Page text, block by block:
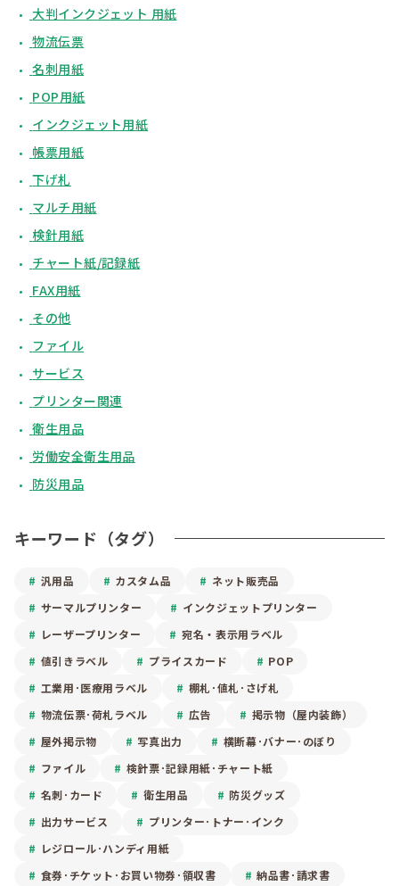
大判インクジェット 用紙
物流伝票
名刺用紙
POP用紙
インクジェット用紙
帳票用紙
下げ札
マルチ用紙
検針用紙
チャート紙/記録紙
FAX用紙
その他
ファイル
サービス
プリンター関連
衛生用品
労働安全衛生用品
防災用品
キーワード（タグ）
汎用品 カスタム品
ネット販売品
サーマルプリンター
インクジェットプリンター
レーザープリンター
宛名・表示用ラベル
値引きラベル
プライスカード
POP
工業用･医療用ラベル
棚札･値札･さげ札
物流伝票･荷札ラベル
広告
掲示物（屋内装飾）
屋外掲示物
写真出力
横断幕･バナー･のぼり
ファイル
検針票･記録用紙･チャート紙
名刺･カード
衛生用品
防災グッズ
出力サービス
プリンター･トナー･インク
レジロール･ハンディ用紙
食券･チケット･お買い物券･領収書
納品書･請求書